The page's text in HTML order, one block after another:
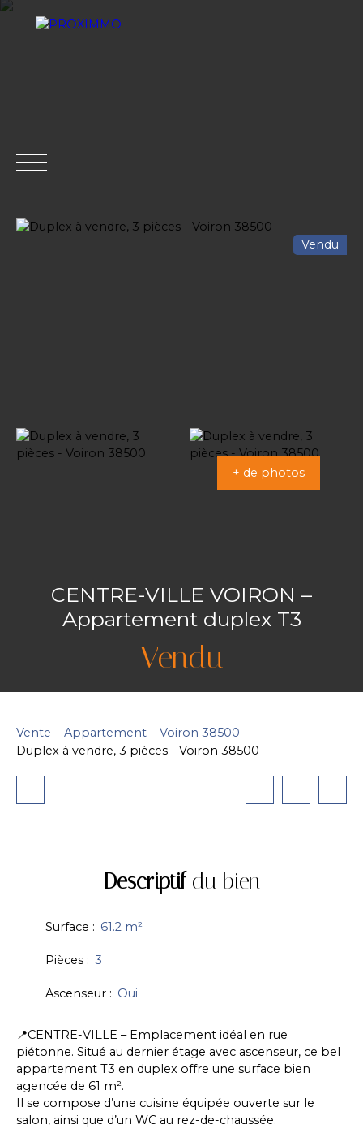
GESTION
Vendu
+ de photos
CENTRE-VILLE VOIRON –
Appartement duplex T3
Vendu
Vente Appartement
Voiron 38500
Duplex à vendre, 3 pièces - Voiron 38500
Descriptifdu bien
Surface : 61.2 m²
Pièces : 3
Ascenseur : Oui
📍CENTRE-VILLE – Emplacement idéal en rue
piétonne. Situé au dernier étage avec ascenseur, ce bel
appartement T3 en duplex offre une surface bien
agencée de 61 m².
Il se compose d’une cuisine équipée ouverte sur le
salon, ainsi que d’un WC au rez-de-chaussée.